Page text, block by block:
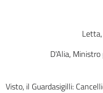
D'Alia,
Visto, il Guardasigilli: